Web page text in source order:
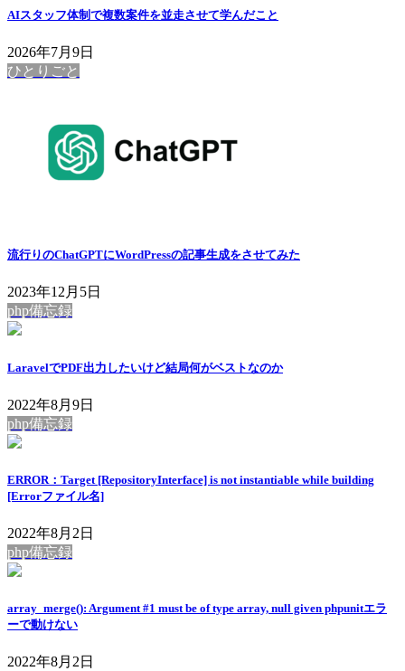
AIスタッフ体制で複数案件を並走させて学んだこと
2026年7月9日
ひとりごと
流行りのChatGPTにWordPressの記事生成をさせてみた
2023年12月5日
php備忘録
LaravelでPDF出力したいけど結局何がベストなのか
2022年8月9日
php備忘録
ERROR：Target [RepositoryInterface] is not instantiable while building
[Errorファイル名]
2022年8月2日
php備忘録
array_merge(): Argument #1 must be of type array, null given phpunitエラ
ーで動けない
2022年8月2日